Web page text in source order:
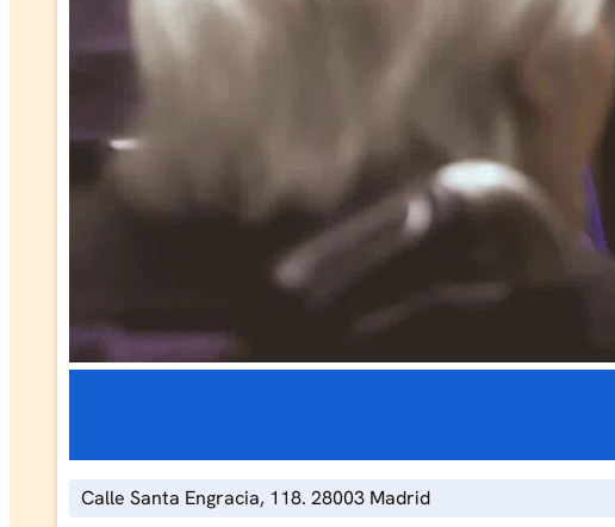
Calle Santa Engracia, 118. 28003 Madrid